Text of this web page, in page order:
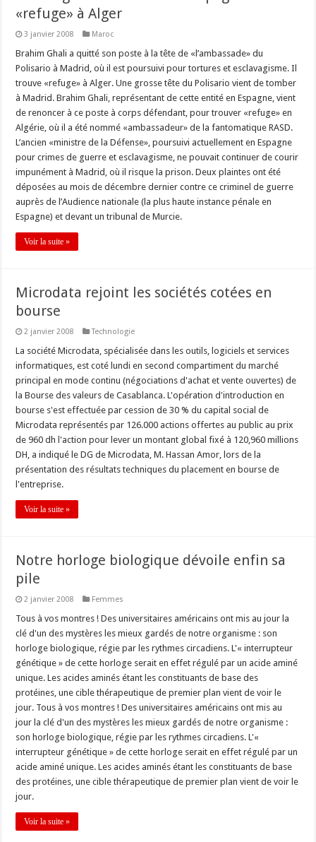
«refuge» à Alger
3 janvier 2008 Maroc
Brahim Ghali a quitté son poste à la tête de «l’ambassade» du
Polisario à Madrid, où il est poursuivi pour tortures et esclavagisme. Il
trouve «refuge» à Alger. Une grosse tête du Polisario vient de tomber
à Madrid. Brahim Ghali, représentant de cette entité en Espagne, vient
de renoncer à ce poste à corps défendant, pour trouver «refuge» en
Algérie, où il a été nommé «ambassadeur» de la fantomatique RASD.
L’ancien «ministre de la Défense», poursuivi actuellement en Espagne
pour crimes de guerre et esclavagisme, ne pouvait continuer de courir
impunément à Madrid, où il risque la prison. Deux plaintes ont été
déposées au mois de décembre dernier contre ce criminel de guerre
auprès de l’Audience nationale (la plus haute instance pénale en
Espagne) et devant un tribunal de Murcie.
Voir la suite »
Microdata rejoint les sociétés cotées en
bourse
2 janvier 2008 Technologie
La société Microdata, spécialisée dans les outils, logiciels et services
informatiques, est coté lundi en second compartiment du marché
principal en mode continu (négociations d'achat et vente ouvertes) de
la Bourse des valeurs de Casablanca. L'opération d'introduction en
bourse s'est effectuée par cession de 30 % du capital social de
Microdata représentés par 126.000 actions offertes au public au prix
de 960 dh l'action pour lever un montant global fixé à 120,960 millions
DH, a indiqué le DG de Microdata, M. Hassan Amor, lors de la
présentation des résultats techniques du placement en bourse de
l'entreprise.
Voir la suite »
Notre horloge biologique dévoile enfin sa
pile
2 janvier 2008 Femmes
Tous à vos montres ! Des universitaires américains ont mis au jour la
clé d'un des mystères les mieux gardés de notre organisme : son
horloge biologique, régie par les rythmes circadiens. L'« interrupteur
génétique » de cette horloge serait en effet régulé par un acide aminé
unique. Les acides aminés étant les constituants de base des
protéines, une cible thérapeutique de premier plan vient de voir le
jour. Tous à vos montres ! Des universitaires américains ont mis au
jour la clé d'un des mystères les mieux gardés de notre organisme :
son horloge biologique, régie par les rythmes circadiens. L'«
interrupteur génétique » de cette horloge serait en effet régulé par un
acide aminé unique. Les acides aminés étant les constituants de base
des protéines, une cible thérapeutique de premier plan vient de voir le
jour.
Voir la suite »